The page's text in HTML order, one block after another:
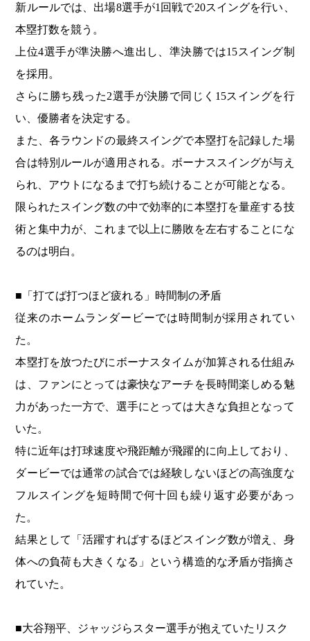
新ルールでは、出場8選手が1回戦で20スイングを行い、
本塁打数を競う。
上位4選手が準決勝へ進出し、準決勝では15スイング制
を採用。
さらに勝ち残った2選手が決勝で同じく15スイングを行
い、優勝者を決定する。
また、各ラウンドの最終スイングで本塁打を記録した場
合は特別ルールが適用される。ボーナススイングが与え
られ、アウトになるまで打ち続けることが可能となる。
限られたスイング数の中で効率的に本塁打を量産する技
術と集中力が、これまで以上に勝敗を左右することにな
るのは明白。
■「打てば打つほど疲れる」時間制の矛盾
従来のホームランダービーでは時間制が採用されてい
た。
本塁打を放つたびにボーナスタイムが加算される仕組み
は、ファンにとっては豪快なアーチを長時間楽しめる魅
力があった一方で、選手にとっては大きな負担となって
いた。
特に近年は打球速度や飛距離が飛躍的に向上しており、
ダービーでは通常の試合では経験しないほどの高強度な
フルスイングを短時間で何十回も繰り返す必要があっ
た。
結果として「活躍すればするほどスイング数が増え、身
体への負荷も大きくなる」という構造的な矛盾が指摘さ
れていた。
■大谷翔平、ジャッジらスター選手が抱えていたリスク